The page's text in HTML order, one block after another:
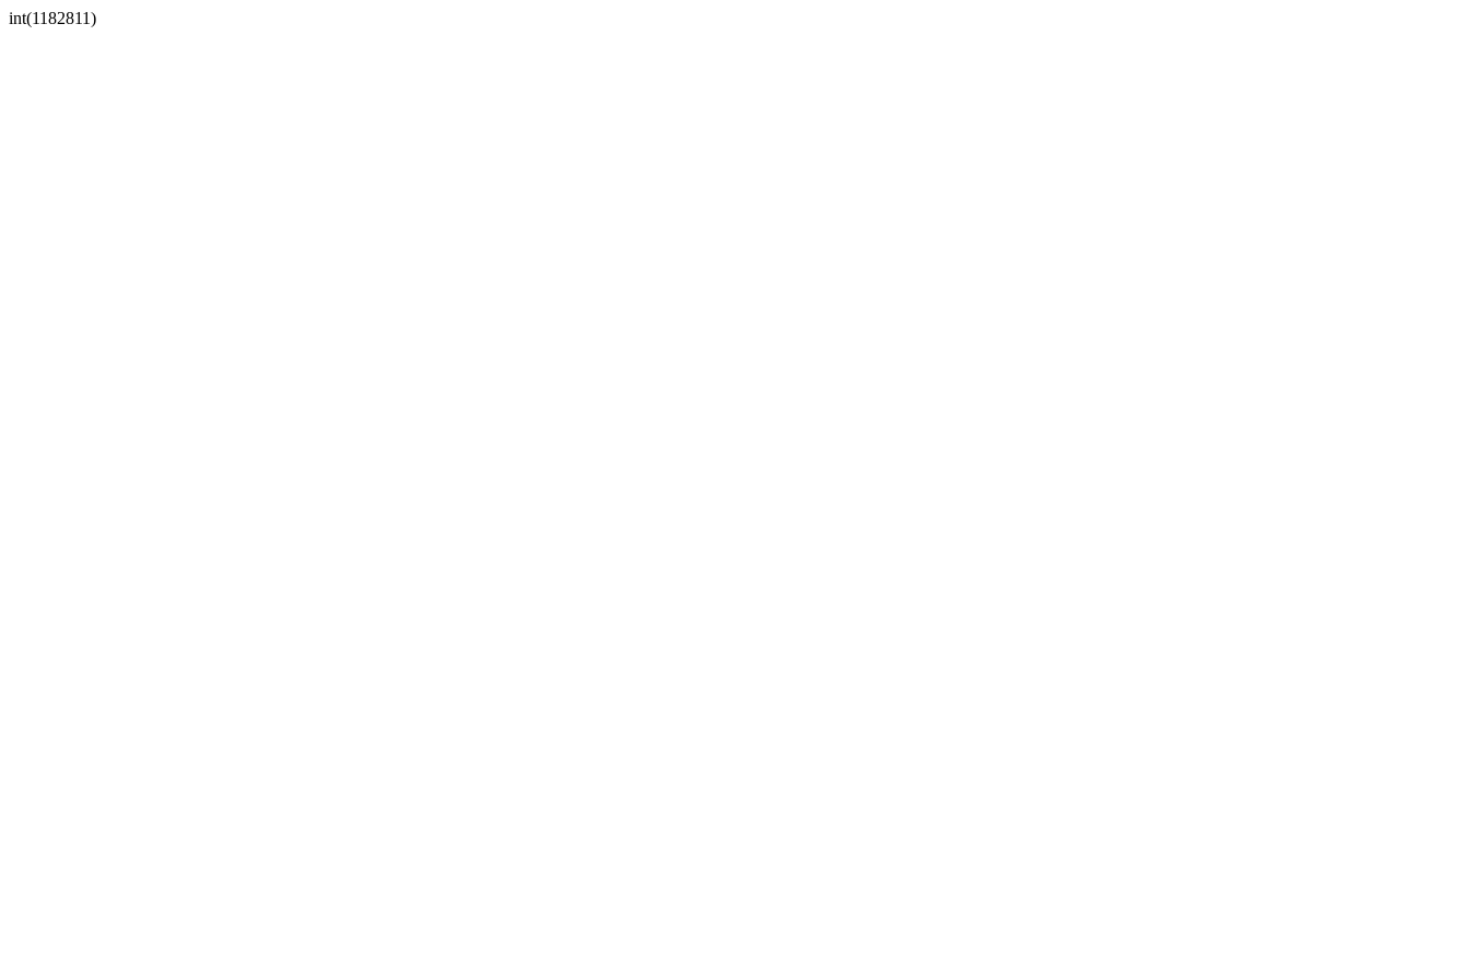
int(1182811)